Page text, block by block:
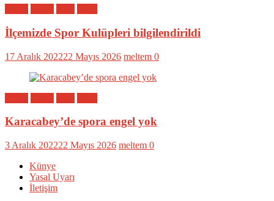
İlçemizde Spor Kulüpleri bilgilendirildi
17 Aralık 202222 Mayıs 2026 meltem 0
Karacabey’de spora engel yok
3 Aralık 202222 Mayıs 2026 meltem 0
Künye
Yasal Uyarı
İletişim